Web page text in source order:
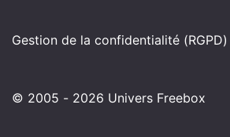
Gestion de la confidentialité (RGPD)
© 2005 - 2026 Univers Freebox